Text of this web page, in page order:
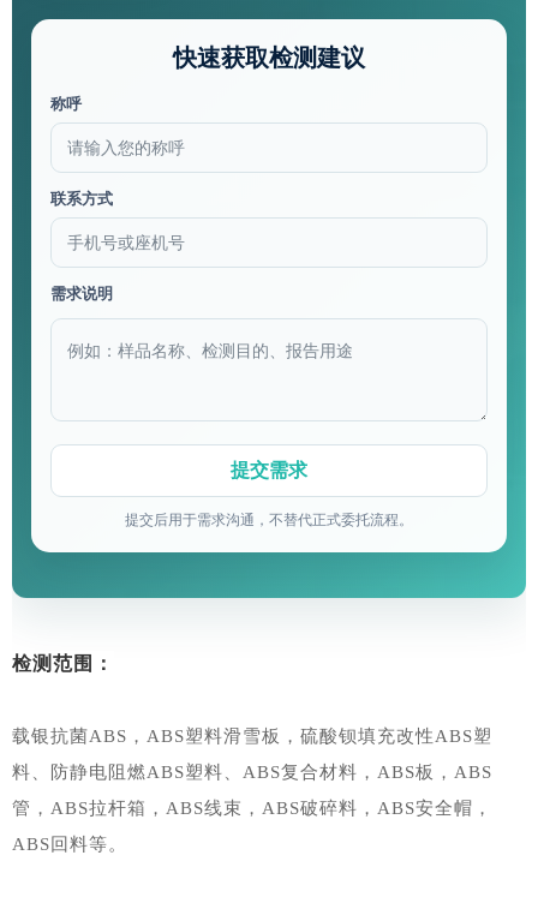
快速获取检测建议
称呼
联系方式
需求说明
提交后用于需求沟通，不替代正式委托流程。
检测范围：
载银抗菌ABS，ABS塑料滑雪板，硫酸钡填充改性ABS塑
料、防静电阻燃ABS塑料、ABS复合材料，ABS板，ABS
管，ABS拉杆箱，ABS线束，ABS破碎料，ABS安全帽，
ABS回料等。